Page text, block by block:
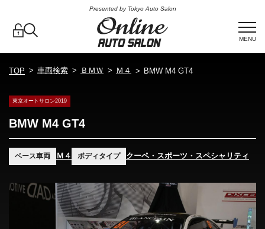
Presented by Tokyo Auto Salon
MENU
TOP 車両検索 ＢＭＷ Ｍ４ BMW M4 GT4
東京オートサロン2019
BMW M4 GT4
ベース車両 Ｍ４ ボディタイプ クーペ・スポーツ・スペシャリティ